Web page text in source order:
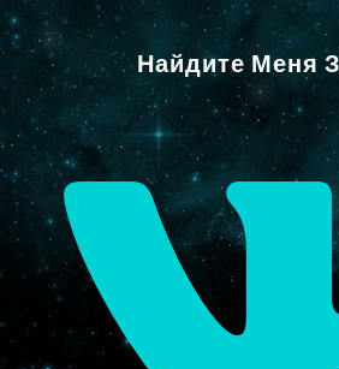
Найдите Меня